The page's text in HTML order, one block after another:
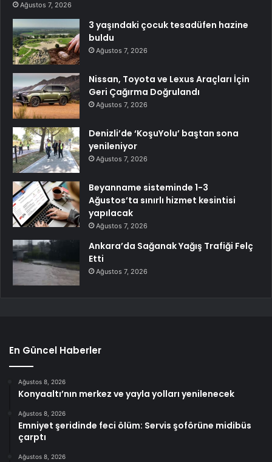
Ağustos 7, 2026
3 yaşındaki çocuk tesadüfen hazine
buldu
Ağustos 7, 2026
Nissan, Toyota ve Lexus Araçları İçin
Geri Çağırma Doğrulandı
Ağustos 7, 2026
Denizli’de ‘KoşuYolu’ baştan sona
yenileniyor
Ağustos 7, 2026
Beyanname sisteminde 1-3
Ağustos’ta sınırlı hizmet kesintisi
yapılacak
Ağustos 7, 2026
Ankara’da Sağanak Yağış Trafiği Felç
Etti
Ağustos 7, 2026
En Güncel Haberler
Ağustos 8, 2026
Konyaaltı’nın merkez ve yayla yolları yenilenecek
Ağustos 8, 2026
Emniyet şeridinde feci ölüm: Servis şoförüne midibüs
çarptı
Ağustos 8, 2026